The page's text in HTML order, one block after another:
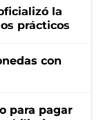
la
prácticos
con
para pagar